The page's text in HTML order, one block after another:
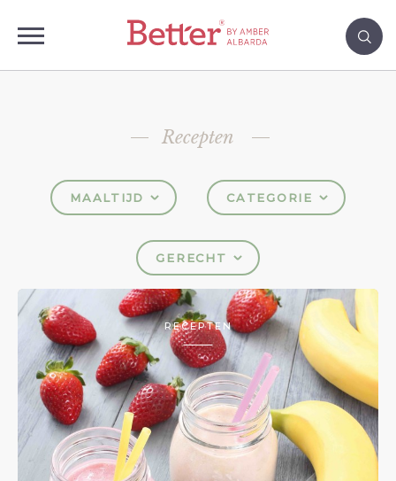
Recepten
MAALTIJD CATEGORIE
GERECHT
RECEPTEN